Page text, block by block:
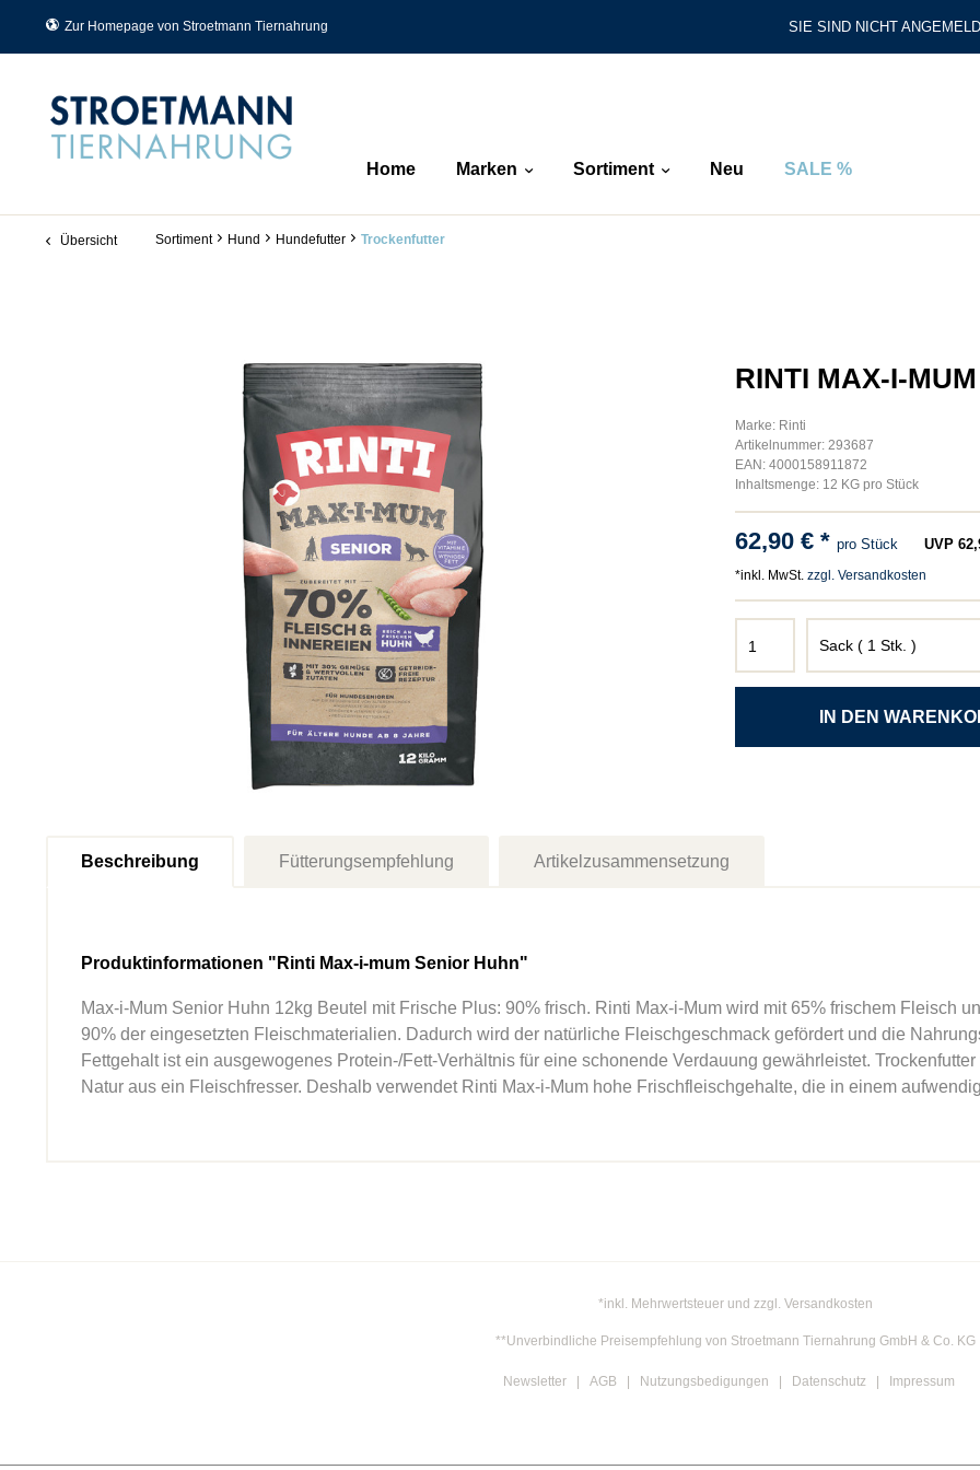
Zur Homepage von Stroetmann Tiernahrung SIE SIND NICHT
Home Marken Sortiment Neu SALE %
Übersicht Sortiment Hund Hundefutter Trockenfutter
RINTI MAX-I-
Marke: Rinti
Artikelnummer: 293687
EAN: 4000158911872
Inhaltsmenge: 12 KG pro Stück
62,90 € * pro Stück UVP
*inkl. MwSt. zzgl. Versandkosten
Beschreibung Fütterungsempfehlung Artikelzusammensetzung
Produktinformationen "Rinti Max-i-mum Senior Huhn"
Max-i-Mum Senior Huhn 12kg Beutel mit Frische Plus: 90% frisch. Rinti Max-i-Mum wird mit 65% frischem Fleisch
90% der eingesetzten Fleischmaterialien. Dadurch wird der natürliche Fleischgeschmack gefördert und die
Fettgehalt ist ein ausgewogenes Protein-/Fett-Verhältnis für eine schonende Verdauung gewährleistet.
Natur aus ein Fleischfresser. Deshalb verwendet Rinti Max-i-Mum hohe Frischfleischgehalte, die in einem
*inkl. Mehrwertsteuer und zzgl. Versandkosten
**Unverbindliche Preisempfehlung von Stroetmann Tiernahrung GmbH & Co. KG
Newsletter AGB Nutzungsbedigungen Datenschutz Impressum